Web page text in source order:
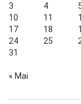
3
4
10
11
17
18
24
25
31
« Mai